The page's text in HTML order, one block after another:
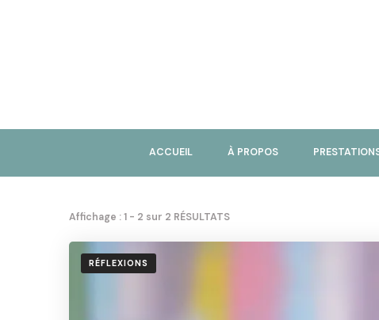
ACCUEIL À PROPOS
Affichage : 1 - 2 sur 2 RÉSULTATS
RÉFLEXIONS